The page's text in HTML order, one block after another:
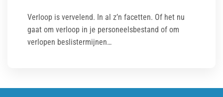
Verloop is vervelend. In al z’n facetten. Of het nu
gaat om verloop in je personeelsbestand of om
verlopen beslistermijnen…